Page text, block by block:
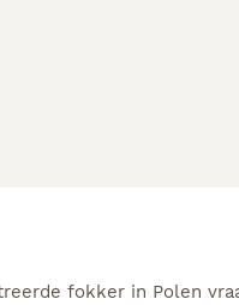
fokker in Polen